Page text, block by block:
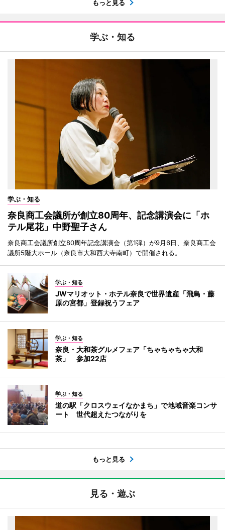
もっと見る
学ぶ・知る
学ぶ・知る
奈良商工会議所が創立80周年、記念講演会に「ホ
テル尾花」中野聖子さん
奈良商工会議所創立80周年記念講演会（第1弾）が9月6日、奈良商工会
議所5階大ホール（奈良市大和西大寺南町）で開催される。
学ぶ・知る
JWマリオット・ホテル奈良で世界遺産「飛鳥・藤
原の宮都」登録祝うフェア
学ぶ・知る
奈良・大和茶グルメフェア「ちゃちゃちゃ大和
茶」 参加22店
学ぶ・知る
道の駅「クロスウェイなかまち」で地域音楽コンサ
ート 世代超えたつながりを
もっと見る
見る・遊ぶ